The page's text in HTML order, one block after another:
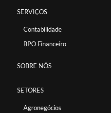
SERVIÇOS
Contabilidade
BPO Financeiro
SOBRE NÓS
SETORES
Agronegócios